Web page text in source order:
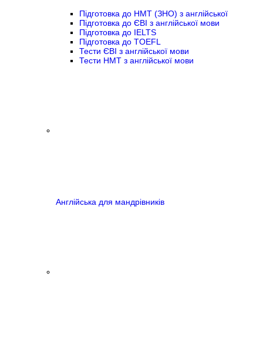
Підготовка до НМТ (ЗНО) з англійської
Підготовка до ЄВІ з англійської мови
Підготовка до IELTS
Підготовка до TOEFL
Тести ЄВІ з англійської мови
Тести НМТ з англійської мови
Англійська для мандрівників